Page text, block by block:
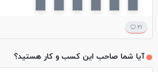
به اين ييلاق جاده راحتي پيش روي شما نيست
21
آیا شما صاحب این کسب و کار هستید؟